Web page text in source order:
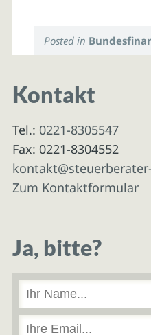
Posted in
Kontakt
Tel.: 0221-8305547
Fax: 0221-8304552
Zum Kontaktformular
Ja, bitte?